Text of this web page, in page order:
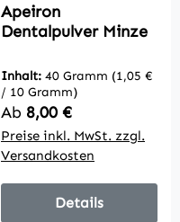
Apeiron
Dentalpulver Minze
Inhalt: 40 Gramm (1,05 €
/ 10 Gramm)
Regulärer Preis:
Ab 8,00 €
Preise inkl. MwSt. zzgl.
Versandkosten
Details